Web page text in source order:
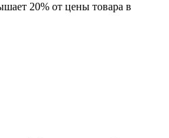
20% от цены товара в